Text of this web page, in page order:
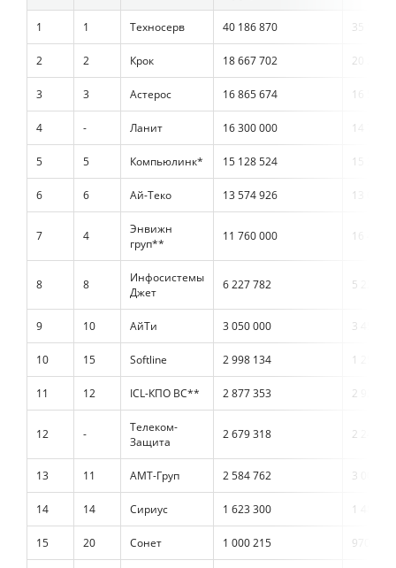
1 1 Техносерв 40 186 870 35 101
2 2 Крок 18 667 702 20 256
3 3 Астерос 16 865 674 16 574
4 - Ланит 16 300 000 14 760
5 5 Компьюлинк* 15 128 524 15 334
6 6 Ай-Теко 13 574 926 13 070
7 4
Энвижн
груп**
11 760 000 16 410
8 8
Инфосистемы
Джет
6 227 782 5 227
9 10 АйТи 3 050 000 3 455
10 15 Softline 2 998 134 1 257
11 12 ICL-КПО ВС** 2 877 353 2 925
12 -
Телеком-
Защита
2 679 318 2 248
13 11 АМТ-Груп 2 584 762 3 005
14 14 Сириус 1 623 300 1 485
15 20 Сонет 1 000 215 970 500